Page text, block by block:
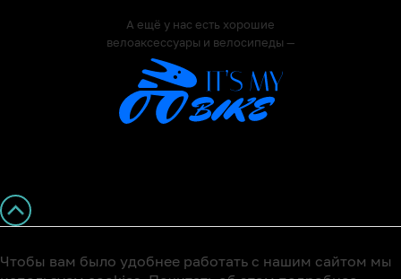
А ещё у нас есть хорошие
велоаксессуары и велосипеды —
Чтобы вам было удобнее работать с нашим сайтом мы